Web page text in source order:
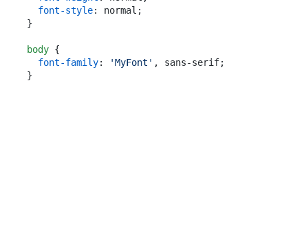
font-style: normal;
}
body {
font-family: 'MyFont' , sans-serif;